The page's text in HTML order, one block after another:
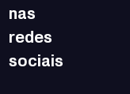
nas
redes
sociais